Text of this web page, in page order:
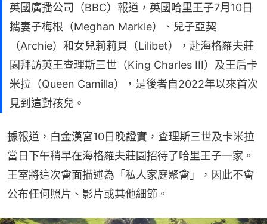
英國廣播公司（BBC）報道，英國哈里王子7月10日
攜妻子梅根（Meghan Markle）、兒子亞契
（Archie）和女兒莉莉貝（Lilibet），赴海格羅夫莊
園拜訪英王查理斯三世（King Charles III）及王后卡
米拉（Queen Camilla），是後者自2022年以來首次
見到這對孩兒。
據報道，白金漢宮10日晚證實，查理斯三世及卡米拉
當日下午稍早在海格羅夫莊園招待了哈里王子一家。
王室將這次會面描述為「私人家庭聚會」，因此不會
公布任何照片、影片或其他細節。